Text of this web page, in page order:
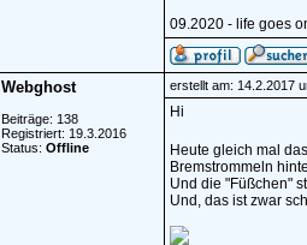
09.2020 - life goes
Webghost
Beiträge: 138
Registriert: 19.3.2016
Status: Offline
erstellt am: 14.2.2017
Hi
Heute gleich mal
Bremstrommeln
Und die "Füßchen"
Und, das ist zwar